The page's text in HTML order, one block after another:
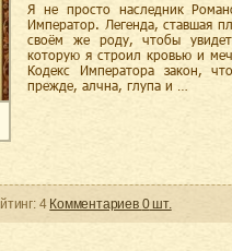
Я не просто наследник
Император. Легенда, ставшая
своём же роду, чтобы
которую я строил кровью и
Кодекс Императора закон,
прежде, алчна, глупа и …
4 Комментариев 0шт.